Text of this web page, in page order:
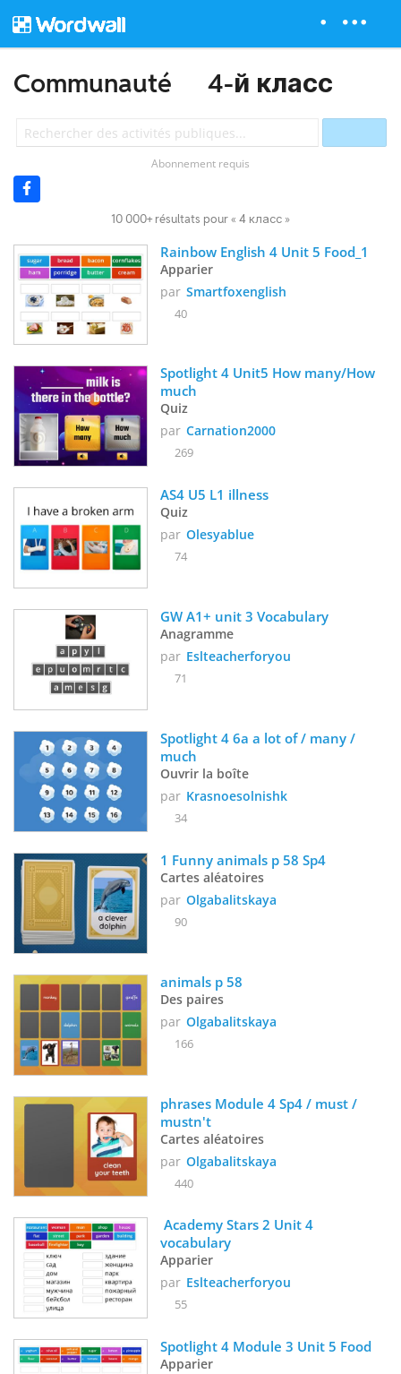
Communauté 4-й класс
Abonnement requis
10 000+ résultats pour « 4 класс »
Rainbow English 4 Unit 5 Food_1
Apparier
par Smartfoxenglish
40
Spotlight 4 Unit5 How many/How
much
Quiz
par Carnation2000
269
AS4 U5 L1 illness
Quiz
par Olesyablue
74
GW A1+ unit 3 Vocabulary
Anagramme
par Eslteacherforyou
71
Spotlight 4 6a a lot of / many /
much
Ouvrir la boîte
par Krasnoesolnishk
34
1 Funny animals p 58 Sp4
Cartes aléatoires
par Olgabalitskaya
90
animals p 58
Des paires
par Olgabalitskaya
166
phrases Module 4 Sp4 / must /
mustn't
Cartes aléatoires
par Olgabalitskaya
440
Academy Stars 2 Unit 4
vocabulary
Apparier
par Eslteacherforyou
55
Spotlight 4 Module 3 Unit 5 Food
Apparier